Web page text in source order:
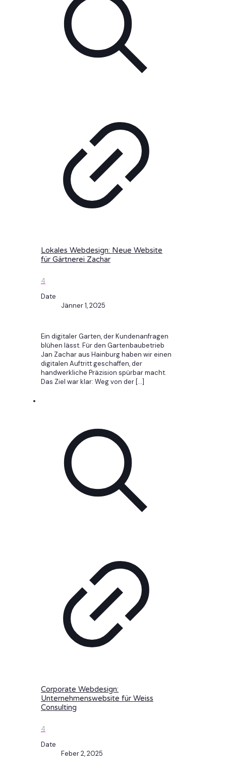
Lokales Webdesign: Neue Website
für Gärtnerei Zachar
4
Date
Jänner 1, 2025
Ein digitaler Garten, der Kundenanfragen
blühen lässt. Für den Gartenbaubetrieb
Jan Zachar aus Hainburg haben wir einen
digitalen Auftritt geschaffen, der
handwerkliche Präzision spürbar macht.
Das Ziel war klar: Weg von der […]
Corporate Webdesign:
Unternehmenswebsite für Weiss
Consulting
4
Date
Feber 2, 2025